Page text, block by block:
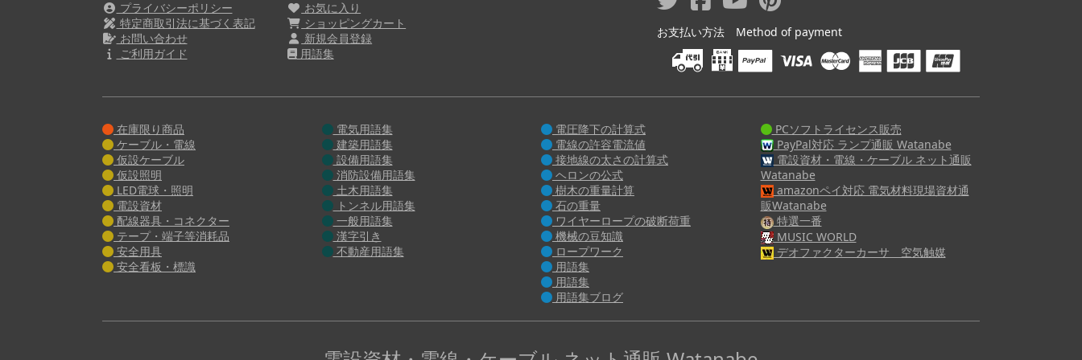
プライバシーポリシー
特定商取引法に基づく表記
お問い合わせ
ご利用ガイド
お気に入り
ショッピングカート
新規会員登録
用語集
お支払い方法 Method of payment
在庫限り商品
ケーブル・電線
仮設ケーブル
仮設照明
LED電球・照明
電設資材
配線器具・コネクター
テープ・端子等消耗品
安全用具
安全看板・標識
電気用語集
建築用語集
設備用語集
消防設備用語集
土木用語集
トンネル用語集
一般用語集
漢字引き
不動産用語集
電圧降下の計算式
電線の許容電流値
接地線の太さの計算式
ヘロンの公式
樹木の重量計算
石の重量
ワイヤーロープの破断荷重
機械の豆知識
ロープワーク
用語集
用語集
用語集ブログ
PCソフトライセンス販売
PayPal対応 ランプ通販 Watanabe
電設資材・電線・ケーブル ネット通販
Watanabe
amazonペイ対応 電気材料現場資材通
販Watanabe
特選一番
MUSIC WORLD
デオファクターカーサ 空気触媒